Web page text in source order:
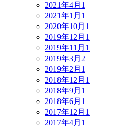
2021年4月 1
2021年1月 1
2020年10月 1
2019年12月 1
2019年11月 1
2019年3月 2
2019年2月 1
2018年12月 1
2018年9月 1
2018年6月 1
2017年12月 1
2017年4月 1